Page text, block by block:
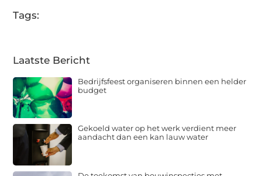
Tags:
Laatste Bericht
Bedrijfsfeest organiseren binnen een helder
budget
Gekoeld water op het werk verdient meer
aandacht dan een kan lauw water